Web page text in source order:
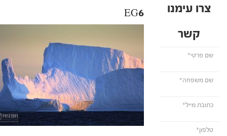
צרו עימנו
קשר
EG6